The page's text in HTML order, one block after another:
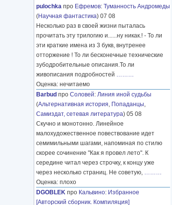
pulochka про Ефремов: Туманность Андромеды
(Научная фантастика) 07 08
Несколько раз в своей жизни пыталась
прочитать эту трилогию и......ну никак.! - То ли
эти краткие имена из 3 букв, внутренее
отторжение ! То ли бесконечные технические
зубодробительные описания.То ли
живописания подробностей ………
Оценка: нечитаемо
Barbud про Соловей: Линия иной судьбы
(Альтернативная история, Попаданцы,
Самиздат, сетевая литература) 05 08
Скучно и монотонно. Линейное
малохудожественное повествование идет
семимильными шагами, напоминая по стилю
скорее сочинение "Как я провел лето". К
середине читал через строчку, к концу уже
через несколько страниц. Не советую, ………
Оценка: плохо
DGOBLEK про Кальвино: Избранное
[Авторский сборник. Компиляция]